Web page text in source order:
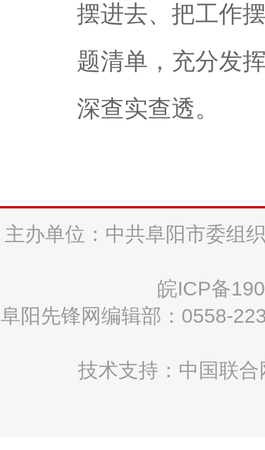
摆进去、把工作
题清单，充分发
深查实查透。
主办单位：中共阜阳市委组
皖ICP备
阜阳先锋网编辑部：0558-
技术支持：中国联